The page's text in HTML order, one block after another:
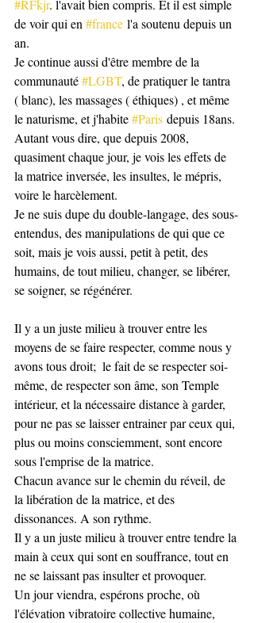
#RFkjr. l'avait bien compris. Et il est simple
de voir qui en #france l'a soutenu depuis un
an.
Je continue aussi d'être membre de la
communauté #LGBT, de pratiquer le tantra
( blanc), les massages ( éthiques) , et même
le naturisme, et j'habite #Paris depuis 18ans.
Autant vous dire, que depuis 2008,
quasiment chaque jour, je vois les effets de
la matrice inversée, les insultes, le mépris,
voire le harcèlement.
Je ne suis dupe du double-langage, des sous-
entendus, des manipulations de qui que ce
soit, mais je vois aussi, petit à petit, des
humains, de tout milieu, changer, se libérer,
se soigner, se régénérer.
Il y a un juste milieu à trouver entre les
moyens de se faire respecter, comme nous y
avons tous droit;  le fait de se respecter soi-
même, de respecter son âme, son Temple
intérieur, et la nécessaire distance à garder,
pour ne pas se laisser entrainer par ceux qui,
plus ou moins consciemment, sont encore
sous l'emprise de la matrice.
Chacun avance sur le chemin du réveil, de
la libération de la matrice, et des
dissonances. A son rythme.
Il y a un juste milieu à trouver entre tendre la
main à ceux qui sont en souffrance, tout en
ne se laissant pas insulter et provoquer.
Un jour viendra, espérons proche, où
l'élévation vibratoire collective humaine,